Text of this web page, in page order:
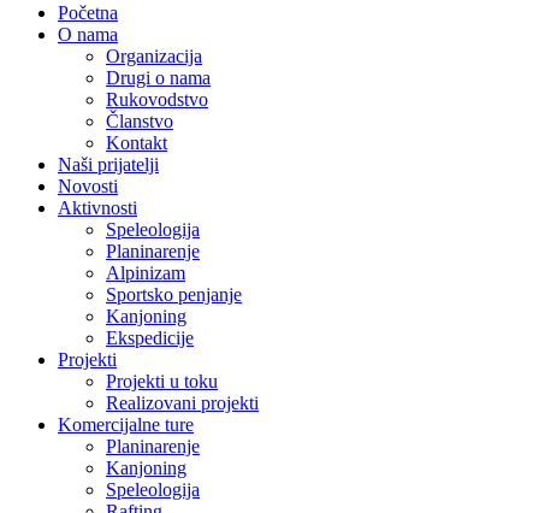
Početna
O nama
Organizacija
Drugi o nama
Rukovodstvo
Članstvo
Kontakt
Naši prijatelji
Novosti
Aktivnosti
Speleologija
Planinarenje
Alpinizam
Sportsko penjanje
Kanjoning
Ekspedicije
Projekti
Projekti u toku
Realizovani projekti
Komercijalne ture
Planinarenje
Kanjoning
Speleologija